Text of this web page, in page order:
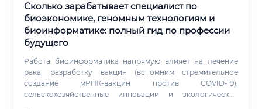
Сколько зарабатывает специалист по
биоэкономике, геномным технологиям и
биоинформатике: полный гид по профессии
будущего
Работа биоинформатика напрямую влияет на лечение
рака, разработку вакцин (вспомним стремительное
создание мРНК-вакцин против COVID-19),
сельскохозяйственные инновации и экологические